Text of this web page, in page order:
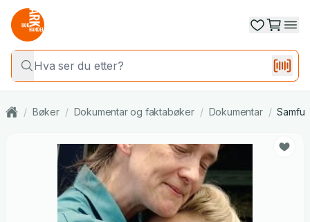
/ Bøker / Dokumentar og faktabøker / Dokumentar /